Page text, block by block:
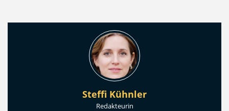
Steffi Kühnler
Redakteurin